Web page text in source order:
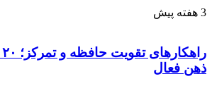
3 هفته پیش
ذهن فعال